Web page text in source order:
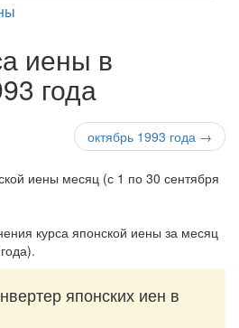
иены в
года
октябрь 1993 года →
курса японской иены за месяц
.
японских иен в